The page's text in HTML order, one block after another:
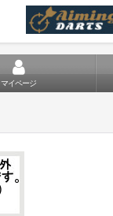
マイページ